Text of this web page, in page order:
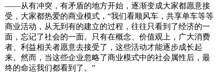
——从有冲突，有矛盾的地方开始，逐渐变成大家都愿意接
受，大家都热爱的商业模式，“我们看顺风车，共享单车等等
商业活动，从无到有的建立的过程，往往只看到了经济的一
面，忘记了社会的一面。只有在概念、价值观上，广大消费
者、利益相关者愿意去接受了，这些活动才能逐步成长起
来。然而，当这些企业忽略了商业模式中的社会属性后，最
终的命运我们都看到了。”